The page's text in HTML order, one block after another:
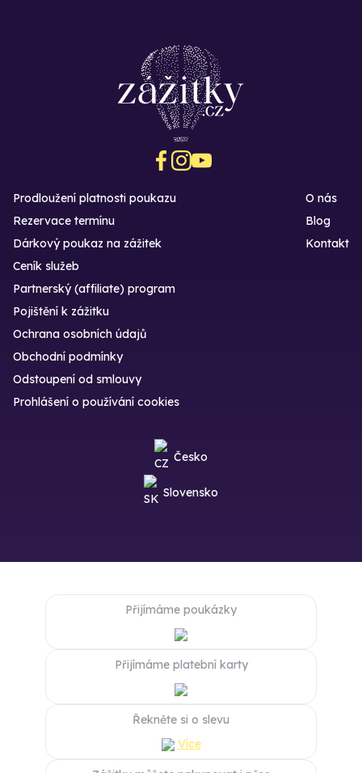
Prodloužení platnosti poukazu
Rezervace termínu
Dárkový poukaz na zážitek
O nás
Blog
Kontakt
Ceník služeb
Partnerský (affiliate) program
Pojištění k zážitku
Ochrana osobních údajů
Obchodní podmínky
Odstoupení od smlouvy
Prohlášení o používání cookies
Česko
Slovensko
Přijímáme poukázky
Přijímáme platební karty
Řekněte si o slevu
Více